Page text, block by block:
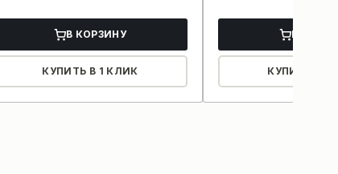
В КОРЗИНУ
КУПИТЬ В 1 КЛИК
В
КУПИТЬ В 1